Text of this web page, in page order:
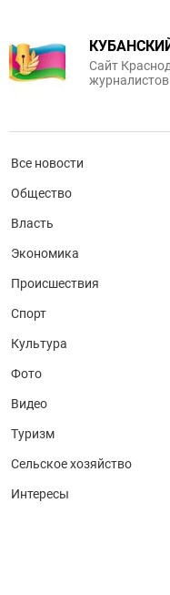
Сайт
Все новости
Общество
Власть
Экономика
Происшествия
Спорт
Культура
Фото
Видео
Туризм
Сельское хозяйство
Интересы